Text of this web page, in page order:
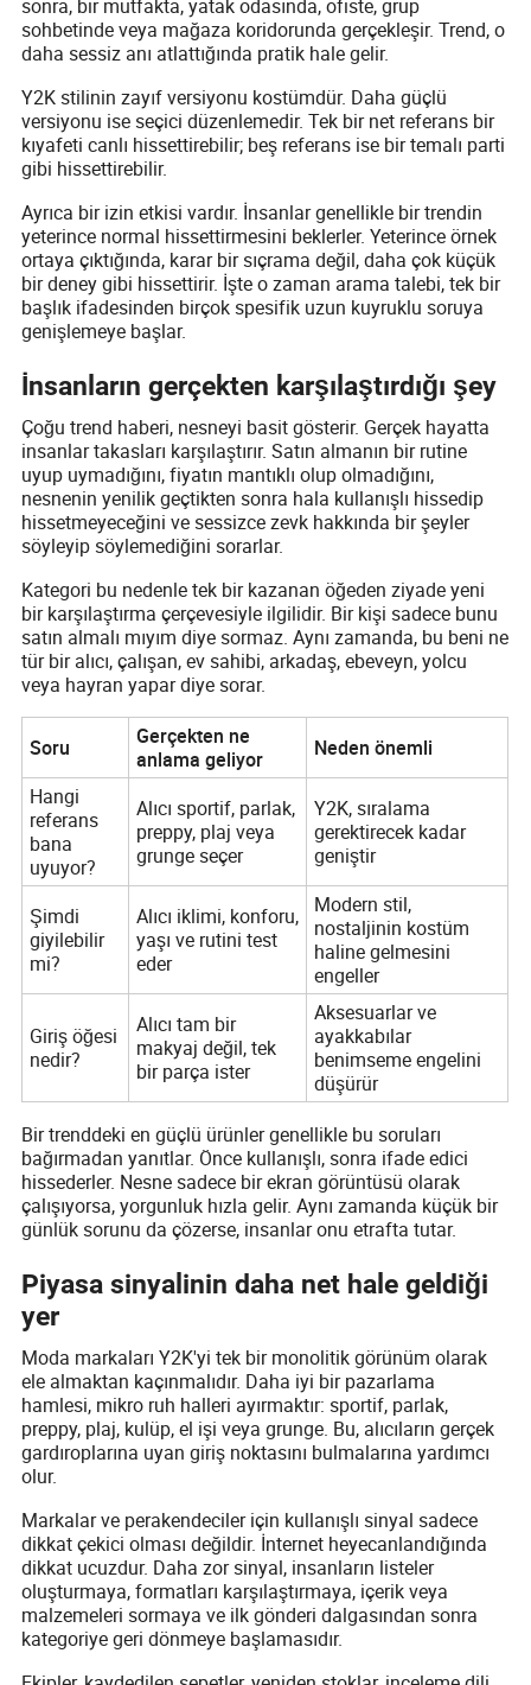
sonra, bir mutfakta, yatak odasında, ofiste, grup
sohbetinde veya mağaza koridorunda gerçekleşir. Trend, o
daha sessiz anı atlattığında pratik hale gelir.
Y2K stilinin zayıf versiyonu kostümdür. Daha güçlü
versiyonu ise seçici düzenlemedir. Tek bir net referans bir
kıyafeti canlı hissettirebilir; beş referans ise bir temalı parti
gibi hissettirebilir.
Ayrıca bir izin etkisi vardır. İnsanlar genellikle bir trendin
yeterince normal hissettirmesini beklerler. Yeterince örnek
ortaya çıktığında, karar bir sıçrama değil, daha çok küçük
bir deney gibi hissettirir. İşte o zaman arama talebi, tek bir
başlık ifadesinden birçok spesifik uzun kuyruklu soruya
genişlemeye başlar.
İnsanların gerçekten karşılaştırdığı şey
Çoğu trend haberi, nesneyi basit gösterir. Gerçek hayatta
insanlar takasları karşılaştırır. Satın almanın bir rutine
uyup uymadığını, fiyatın mantıklı olup olmadığını,
nesnenin yenilik geçtikten sonra hala kullanışlı hissedip
hissetmeyeceğini ve sessizce zevk hakkında bir şeyler
söyleyip söylemediğini sorarlar.
Kategori bu nedenle tek bir kazanan öğeden ziyade yeni
bir karşılaştırma çerçevesiyle ilgilidir. Bir kişi sadece bunu
satın almalı mıyım diye sormaz. Aynı zamanda, bu beni ne
tür bir alıcı, çalışan, ev sahibi, arkadaş, ebeveyn, yolcu
veya hayran yapar diye sorar.
Soru
Gerçekten ne
anlama geliyor
Neden önemli
Hangi
referans
bana
uyuyor?
Alıcı sportif, parlak,
preppy, plaj veya
grunge seçer
Y2K, sıralama
gerektirecek kadar
geniştir
Şimdi
giyilebilir
mi?
Alıcı iklimi, konforu,
yaşı ve rutini test
eder
Modern stil,
nostaljinin kostüm
haline gelmesini
engeller
Giriş öğesi
nedir?
Alıcı tam bir
makyaj değil, tek
bir parça ister
Aksesuarlar ve
ayakkabılar
benimseme engelini
düşürür
Bir trenddeki en güçlü ürünler genellikle bu soruları
bağırmadan yanıtlar. Önce kullanışlı, sonra ifade edici
hissederler. Nesne sadece bir ekran görüntüsü olarak
çalışıyorsa, yorgunluk hızla gelir. Aynı zamanda küçük bir
günlük sorunu da çözerse, insanlar onu etrafta tutar.
Piyasa sinyalinin daha net hale geldiği
yer
Moda markaları Y2K'yi tek bir monolitik görünüm olarak
ele almaktan kaçınmalıdır. Daha iyi bir pazarlama
hamlesi, mikro ruh halleri ayırmaktır: sportif, parlak,
preppy, plaj, kulüp, el işi veya grunge. Bu, alıcıların gerçek
gardıroplarına uyan giriş noktasını bulmalarına yardımcı
olur.
Markalar ve perakendeciler için kullanışlı sinyal sadece
dikkat çekici olması değildir. İnternet heyecanlandığında
dikkat ucuzdur. Daha zor sinyal, insanların listeler
oluşturmaya, formatları karşılaştırmaya, içerik veya
malzemeleri sormaya ve ilk gönderi dalgasından sonra
kategoriye geri dönmeye başlamasıdır.